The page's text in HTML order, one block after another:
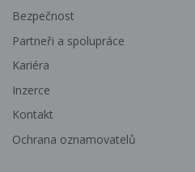
Bezpečnost
Partneři a spolupráce
Kariéra
Inzerce
Kontakt
Ochrana oznamovatelů